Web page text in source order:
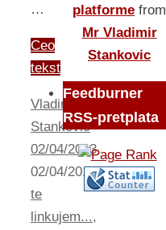
…
Ceo
tekst
Vladimir
Stankovic
02/04/2013
02/04/2013Cu
te
linkujem...,
platforme from
Mr Vladimir
Stankovic
Feedburner
RSS-pretplata